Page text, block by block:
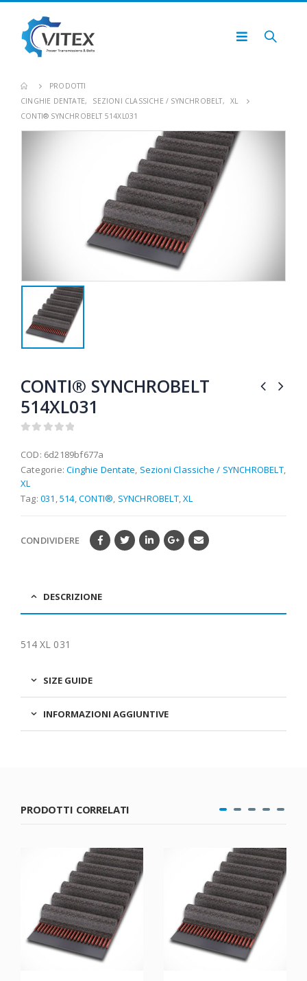
PRODOTTI
CINGHIE DENTATE, SEZIONI CLASSICHE / SYNCHROBELT,
XL
CONTI® SYNCHROBELT 514XL031
CONTI® SYNCHROBELT
514XL031
COD: 6d2189bf677a
Categorie:Cinghie Dentate Sezioni Classiche / SYNCHROBELT,
XL
Tag: 031 ,514,CONTI® SYNCHROBELT,XL
CONDIVIDERE
DESCRIZIONE
514 XL 031
SIZE GUIDE
INFORMAZIONI AGGIUNTIVE
PRODOTTI CORRELATI